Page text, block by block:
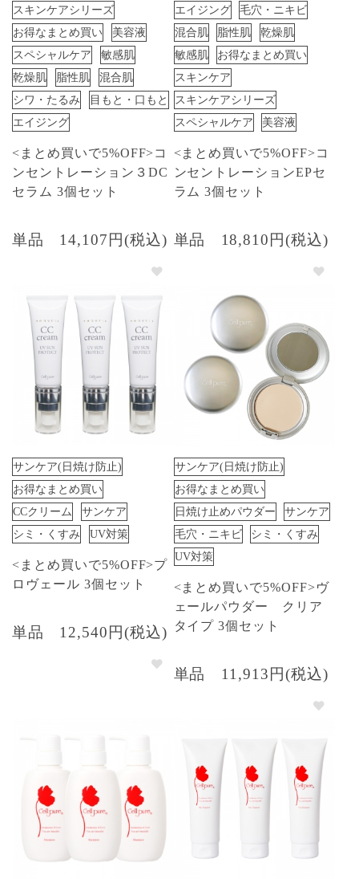
スキンケアシリーズ
お得なまとめ買い
美容液
スペシャルケア
敏感肌
乾燥肌
脂性肌
混合肌
シワ・たるみ
目もと・口もと
エイジング
<まとめ買いで5%OFF>コ
ンセントレーション３DC
セラム 3個セット
単品 14,107円(税込)
エイジング
毛穴・ニキビ
混合肌
脂性肌
乾燥肌
敏感肌
お得なまとめ買い
スキンケア
スキンケアシリーズ
スペシャルケア
美容液
<まとめ買いで5%OFF>コ
ンセントレーションEPセ
ラム 3個セット
単品 18,810円(税込)
サンケア(日焼け防止)
お得なまとめ買い
CCクリーム
サンケア
シミ・くすみ
UV対策
<まとめ買いで5%OFF>プ
ロヴェール 3個セット
単品 12,540円(税込)
サンケア(日焼け防止)
お得なまとめ買い
日焼け止めパウダー
サンケア
毛穴・ニキビ
シミ・くすみ
UV対策
<まとめ買いで5%OFF>ヴ
ェールパウダー クリア
タイプ 3個セット
単品 11,913円(税込)